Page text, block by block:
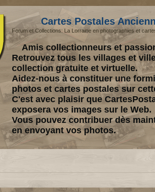
Cartes Postales
Forum et Collections: La Lorraine en photographies et
Amis collectionneurs et
Retrouvez tous les villages et
collection gratuite et virtuelle.
Aidez-nous à constituer une
photos et cartes postales sur
C'est avec plaisir que
exposera vos images sur le Web.
Vous pouvez contribuer dès
en envoyant vos photos.